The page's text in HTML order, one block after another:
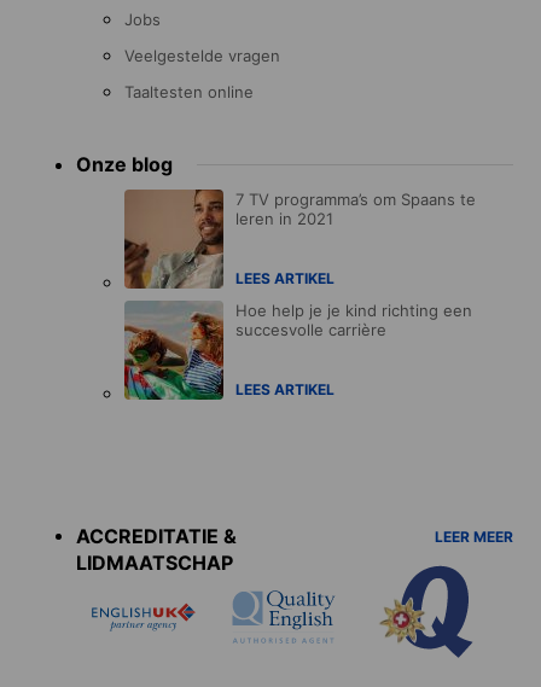
Jobs
Veelgestelde vragen
Taaltesten online
Onze blog
7 TV programma’s om Spaans te
leren in 2021
LEES ARTIKEL
Hoe help je je kind richting een
succesvolle carrière
LEES ARTIKEL
ACCREDITATIE &
LIDMAATSCHAP
LEER MEER